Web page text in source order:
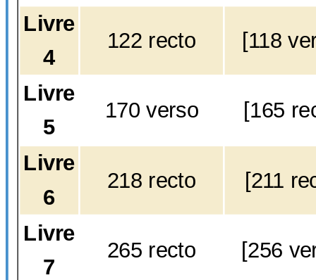
Livre
4
122 recto [118
Livre
5
170 verso [165
Livre
6
218 recto [211
Livre
7
265 recto [256